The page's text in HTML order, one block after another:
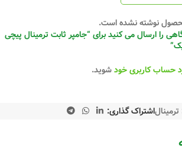
نوشته نشده است.
را ارسال می کنید برای “جامپر ثابت ترمینال پیچی
حساب کاربری خودشوید.
ترمینالاشتراک گذاری: